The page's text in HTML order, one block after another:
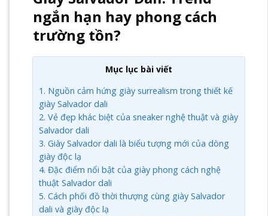
ngắn hạn hay phong cách
trường tồn?
Mục lục bài viết
1. Nguồn cảm hứng giày surrealism trong thiết kế
giày Salvador dali
2. Vẻ đẹp khác biệt của sneaker nghệ thuật và giày
Salvador dali
3. Giày Salvador dali là biểu tượng mới của dòng
giày độc lạ
4. Đặc điểm nổi bật của giày phong cách nghệ
thuật Salvador dali
5. Cách phối đồ thời thượng cùng giày Salvador
dali và giày độc lạ